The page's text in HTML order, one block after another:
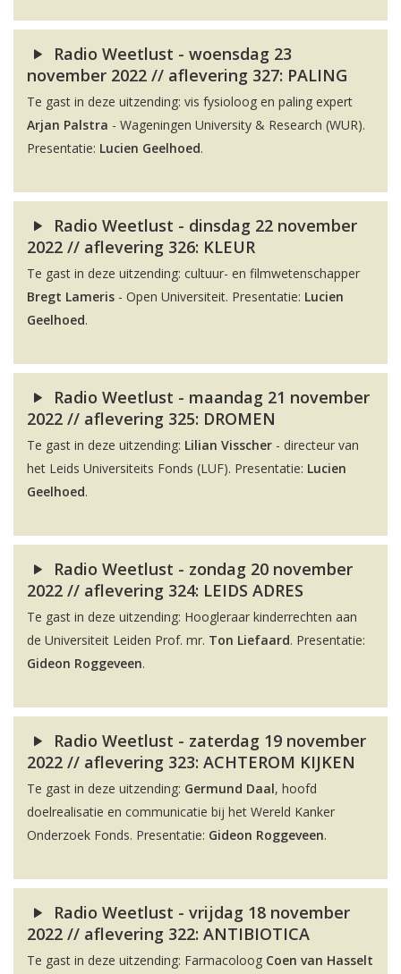
Radio Weetlust - woensdag 23
november 2022 // aflevering 327: PALING
Te gast in deze uitzending: vis fysioloog en paling expert
Arjan Palstra - Wageningen University & Research (WUR).
Presentatie: Lucien Geelhoed.
Radio Weetlust - dinsdag 22 november
2022 // aflevering 326: KLEUR
Te gast in deze uitzending: cultuur- en filmwetenschapper
Bregt Lameris - Open Universiteit. Presentatie: Lucien
Geelhoed.
Radio Weetlust - maandag 21 november
2022 // aflevering 325: DROMEN
Te gast in deze uitzending: Lilian Visscher - directeur van
het Leids Universiteits Fonds (LUF). Presentatie: Lucien
Geelhoed.
Radio Weetlust - zondag 20 november
2022 // aflevering 324: LEIDS ADRES
Te gast in deze uitzending: Hoogleraar kinderrechten aan
de Universiteit Leiden Prof. mr. Ton Liefaard. Presentatie:
Gideon Roggeveen.
Radio Weetlust - zaterdag 19 november
2022 // aflevering 323: ACHTEROM KIJKEN
Te gast in deze uitzending: Germund Daal, hoofd
doelrealisatie en communicatie bij het Wereld Kanker
Onderzoek Fonds. Presentatie: Gideon Roggeveen.
Radio Weetlust - vrijdag 18 november
2022 // aflevering 322: ANTIBIOTICA
Te gast in deze uitzending: Farmacoloog Coen van Hasselt